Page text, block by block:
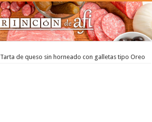
Tarta de queso sin horneado con galletas tipo Oreo